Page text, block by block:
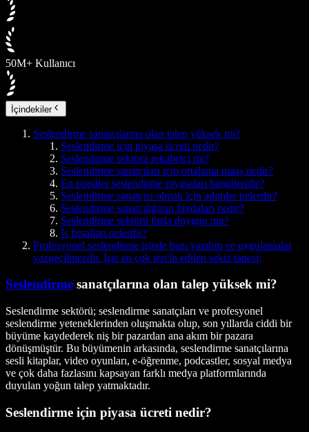
50M+ Kullanıcı
İçindekiler
Seslendirme sanatçılarına olan talep yüksek mi?
Seslendirme için piyasa ücreti nedir?
Seslendirme sektörü rekabetçi mi?
Seslendirme sanatçıları için ortalama maaş nedir?
En popüler seslendirme piyasaları hangileridir?
Seslendirme sanatçısı olmak için adımlar nelerdir?
Seslendirme sanatçılığının faydaları nedir?
Seslendirme sektörü fazla doygun mu?
İş fırsatları nelerdir?
Profesyonel seslendirme işinde bazı yazılım ve uygulamalar
vazgeçilmezdir. İşte en çok tercih edilen sekiz tanesi:
Seslendirme sanatçılarına olan talep yüksek mi?
Seslendirme sektörü; seslendirme sanatçıları ve profesyonel
seslendirme yeteneklerinden oluşmakta olup, son yıllarda ciddi bir
büyüme kaydederek niş bir pazardan ana akım bir pazara
dönüşmüştür. Bu büyümenin arkasında, seslendirme sanatçılarına
sesli kitaplar, video oyunları, e-öğrenme, podcastler, sosyal medya
ve çok daha fazlasını kapsayan farklı medya platformlarında
duyulan yoğun talep yatmaktadır.
Seslendirme için piyasa ücreti nedir?